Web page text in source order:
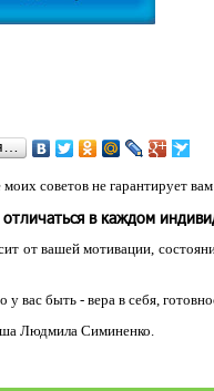
советов не гарантирует
в каждом
от вашей мотивации,
у вас быть - вера в себя,
Людмила Симиненко.